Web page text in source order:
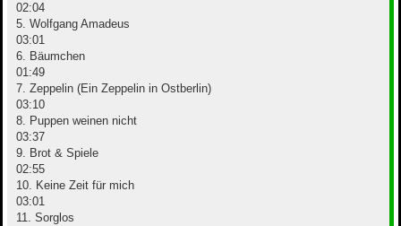
02:04
5. Wolfgang Amadeus
03:01
6. Bäumchen
01:49
7. Zeppelin (Ein Zeppelin in Ostberlin)
03:10
8. Puppen weinen nicht
03:37
9. Brot & Spiele
02:55
10. Keine Zeit für mich
03:01
11. Sorglos